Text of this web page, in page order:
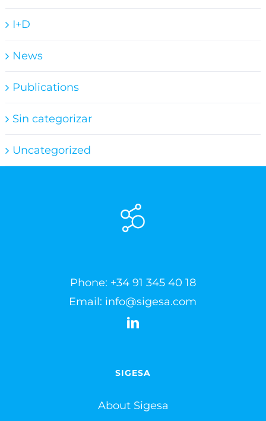
I+D
News
Publications
Sin categorizar
Uncategorized
Phone: +34 91 345 40 18
Email: info@sigesa.com
SIGESA
About Sigesa